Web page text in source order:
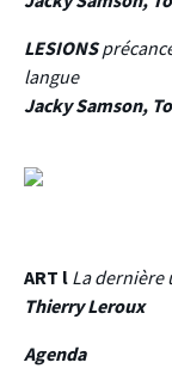
LESIONS
langue
Jacky Samson,
ART l La dernière
Thierry Leroux
Agenda